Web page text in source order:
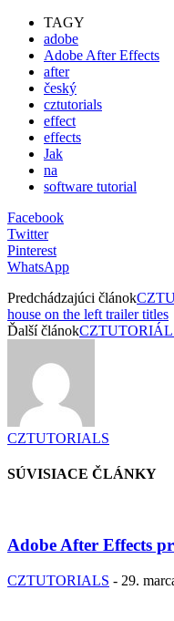
TAGY
adobe
Adobe After Effects
after
český
cztutorials
effect
effects
Jak
na
software tutorial
Facebook
Twitter
Pinterest
WhatsApp
Predchádzajúci článok
house on the left trailer titles
Ďalší článokCZTUTORIÁL
CZTUTORIALS
SÚVISIACE ČLÁNKY
Adobe After Effects
CZTUTORIALS - 29.